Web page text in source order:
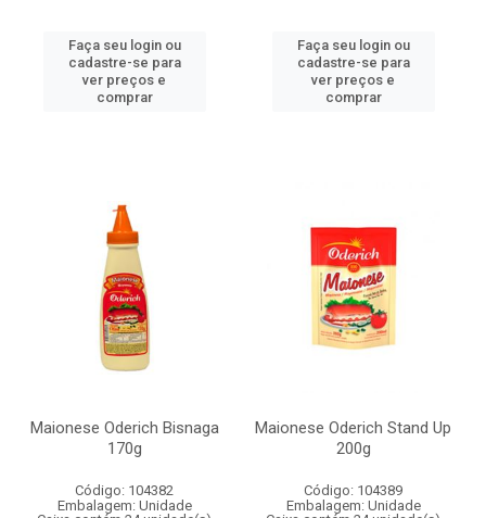
Faça seu login ou
cadastre-se para
ver preços e
comprar
Faça seu login ou
cadastre-se para
ver preços e
comprar
Maionese Oderich Bisnaga
170g
Código: 104382
Embalagem: Unidade
Maionese Oderich Stand Up
200g
Código: 104389
Embalagem: Unidade